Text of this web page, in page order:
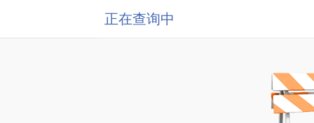
正在查询中